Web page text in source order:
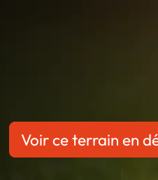
Voir ce terrain en